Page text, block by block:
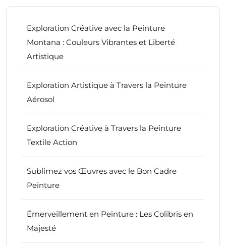
Exploration Créative avec la Peinture
Montana : Couleurs Vibrantes et Liberté
Artistique
Exploration Artistique à Travers la Peinture
Aérosol
Exploration Créative à Travers la Peinture
Textile Action
Sublimez vos Œuvres avec le Bon Cadre
Peinture
Émerveillement en Peinture : Les Colibris en
Majesté